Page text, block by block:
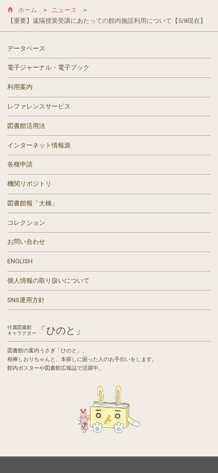
ホーム
ニュース
【重要】遠隔授業受講にあたっての館内施設利用について【5/8現在】
データベース
電子ジャーナル・電子ブック
利用案内
レファレンスサービス
図書館活用法
インターネット情報源
各種申請
機関リポジトリ
図書館報「大楠」
コレクション
お問い合わせ
ENGLISH
個人情報の取り扱いについて
SNS運用方針
付属図書館
キャラクター
「ひのと」
図書館の案内うさぎ「ひのと」。
相棒しおりちゃんと、本探しに困った人のお手伝いをします。
館内ポスターや図書館広報誌で活躍中。